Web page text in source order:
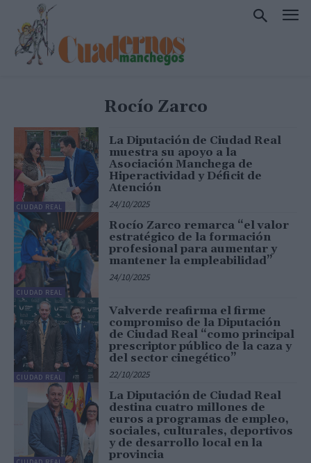
Rocío Zarco
CIUDAD REAL
La Diputación de Ciudad Real
muestra su apoyo a la
Asociación Manchega de
Hiperactividad y Déficit de
Atención
24/10/2025
CIUDAD REAL
Rocío Zarco remarca “el valor
estratégico de la formación
profesional para aumentar y
mantener la empleabilidad”
24/10/2025
CIUDAD REAL
Valverde reafirma el firme
compromiso de la Diputación
de Ciudad Real “como principal
prescriptor público de la caza y
del sector cinegético”
22/10/2025
La Diputación de Ciudad Real
destina cuatro millones de
euros a programas de empleo,
sociales, culturales, deportivos
y de desarrollo local en la
provincia